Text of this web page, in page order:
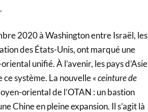
2020 à Washington entre Israël, les
des États-Unis, ont marqué une
unifié. À l’avenir, les pays d’Asie
système. La nouvelle« ceinture de
oriental de l’OTAN : un bastion
Chine en pleine expansion. Il s’agit là